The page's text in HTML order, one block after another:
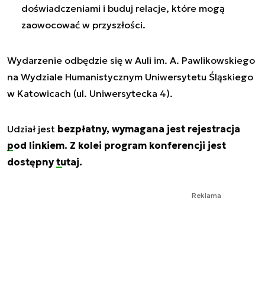
doświadczeniami i buduj relacje, które mogą
zaowocować w przyszłości.
Wydarzenie odbędzie się w Auli im. A. Pawlikowskiego
na Wydziale Humanistycznym Uniwersytetu Śląskiego
w Katowicach (ul. Uniwersytecka 4).
Udział jest bezpłatny, wymagana jest rejestracja
pod linkiem. Z kolei program konferencji jest
dostępnytutaj.
Reklama